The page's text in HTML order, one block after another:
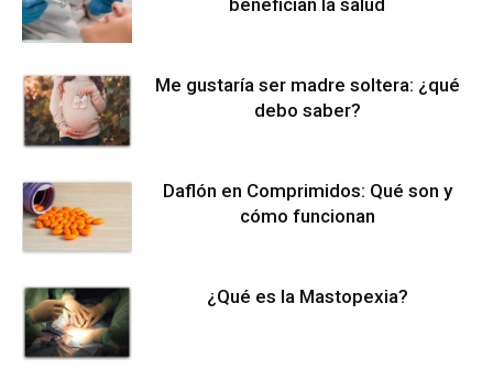
benefician la salud
Me gustaría ser madre soltera: ¿qué
debo saber?
Daflón en Comprimidos: Qué son y
cómo funcionan
¿Qué es la Mastopexia?